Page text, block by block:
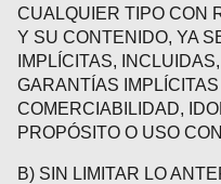
CUALQUIER TIPO CON
Y SU CONTENIDO, YA
IMPLÍCITAS,
GARANTÍAS
COMERCIABILIDAD,
PROPÓSITO O USO
B) SIN LIMITAR LO